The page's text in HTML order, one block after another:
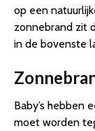
op een
zonnebrand zit
in de bovenste
Baby’s hebben
moet worden